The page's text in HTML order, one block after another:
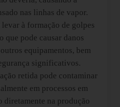
nas linhas de vapor.
à formação de golpes
que pode causar danos
equipamentos, bem
significativos.
retida pode contaminar
em processos em
diretamente na produção